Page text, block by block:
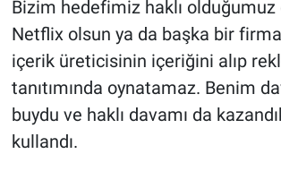
Bizim hedefimiz haklı olduğumuz
Netflix olsun ya da başka bir
içerik üreticisinin içeriğini alıp
tanıtımında oynatamaz. Benim
buydu ve haklı davamı da
kullandı.